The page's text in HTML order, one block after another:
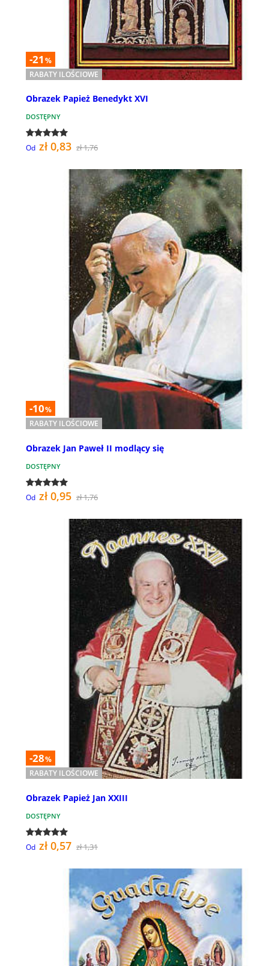
-21 %
RABATY ILOŚCIOWE
Obrazek Papież Benedykt XVI
DOSTĘPNY
Od zł 0,83 zł 1,76
-10%
RABATY ILOŚCIOWE
Obrazek Jan Paweł II modlący się
DOSTĘPNY
Od zł 0,95 zł 1,76
-28%
RABATY ILOŚCIOWE
Obrazek Papież Jan XXIII
DOSTĘPNY
Od zł 0,57 zł 1,31